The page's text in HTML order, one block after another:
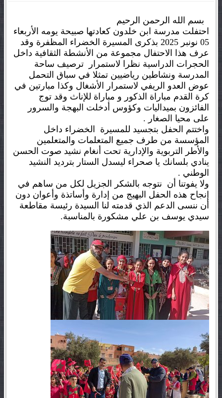
بسم الله الرحمن الرحيم
احتفلت مدرسة ابن خلدون كعادتها صبيحة يومه الأربعاء
05 نونبر 2025 بذكرى المسيرة الخضراء المظفرة وقد
عرف هذا الاحتفال مجموعة من الأنشطة الثقافية داخل
الحجرات الدراسية نظرا لاستمرار ترصيف ساحة
المدرسة ونشاطين رياضيين تمثلا في سباق التحمل
عوض العدو الريفي لاستمرار الأشغال وكذا مبارتين في
كرة القدم مباراة الذكور و مباراة للإناث وقد توج
الفائزون بميداليات وكؤوس أدخلت البهجة والسرور
على محيا الصغار .
واختتم الحفل بتجسيد للمسيرة الخضراء داخل
المؤسسة من طرف جميع المتعلمات والمتعلمين
والأطر التربوية والإدارية تحت أنغام نشيد صوت الحسن
ينادي بلسانك يا صحراء ليسدل الستار بترديد النشيد
الوطني .
ولا يفوتنا أن نتوجه بالشكر الجزيل لكل من ساهم في
إنجاح هذه الحفل البهيج من إدارة وأساتذة وأعوان دون
أن ننسى الدعم الذي قدمته لنا السيدة رئيسة مقاطعة
سيدي يوسف بن علي مشكورة بالمناسبة.